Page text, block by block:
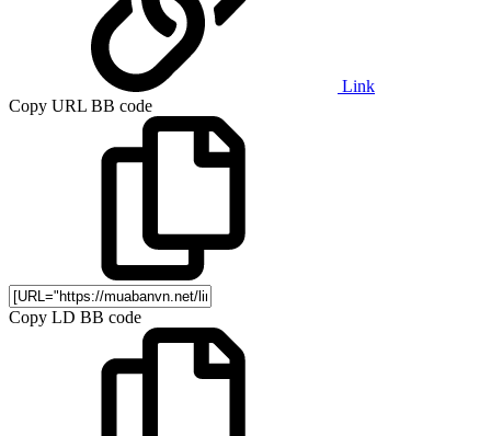
Link
Copy URL BB code
Copy LD BB code